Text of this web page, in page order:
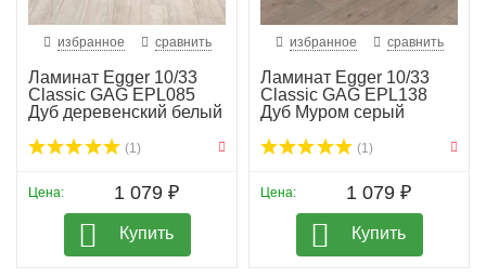
избранное сравнить
Ламинат Egger 10/33
Classic GAG EPL085
Дуб деревенский белый
(1)
Цена: 1 079 ₽
Купить
избранное сравнить
Ламинат Egger 10/33
Classic GAG EPL138
Дуб Муром серый
(1)
Цена: 1 079 ₽
Купить